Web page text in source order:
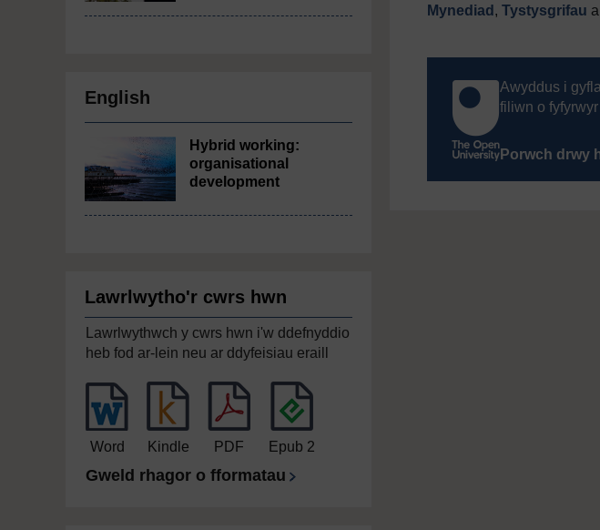
English
Hybrid working:
organisational
development
Lawrlwytho'r cwrs hwn
Lawrlwythwch y cwrs hwn i'w ddefnyddio
heb fod ar-lein neu ar ddyfeisiau eraill
Word Kindle PDF Epub 2
Gweld rhagor o fformatau
Mynediad , Tystysgrifau a
Awyddus i
filiwn o
Porwch drwy